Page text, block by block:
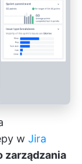
w Jira
zarządzania